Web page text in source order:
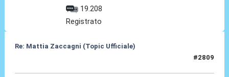
19.208
Registrato
Re: Mattia Zaccagni (Topic Ufficiale)
#2809